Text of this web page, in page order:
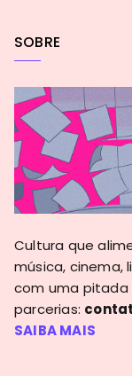
SOBRE
Cultura que
música, cinema,
com uma pitada
parcerias:
SAIBA MAIS